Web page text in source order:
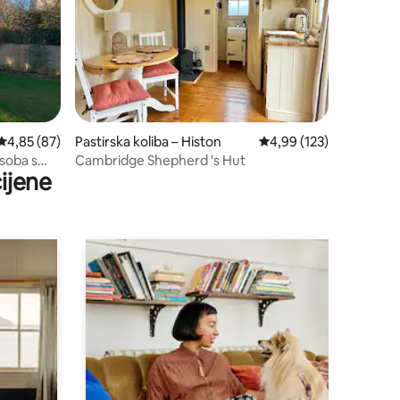
ocjena: 4,85/5, recenzija: 87
4,85 (87)
s
Pastirska koliba – Histon Prosječna ocjena:
4,99 (123)
Cambridge Shepherd 's Hut